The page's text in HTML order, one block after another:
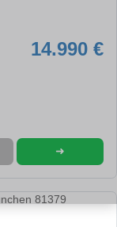
14.990 €
➜